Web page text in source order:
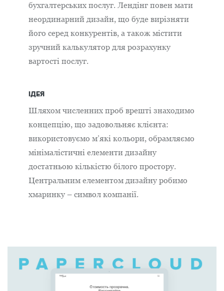
бухгалтерських послуг. Лендінг повен мати
неординарний дизайн, що буде вирізняти
його серед конкурентів, а також містити
зручний калькулятор для розрахунку
вартості послуг.
ІДЕЯ
Шляхом численних проб врешті знаходимо
концепцію, що задовольняє клієнта:
використовуємо м’які кольори, обрамляємо
мінімалістичні елементи дизайну
достатньою кількістю білого простору.
Центральним елементом дизайну робимо
хмаринку – символ компанії.